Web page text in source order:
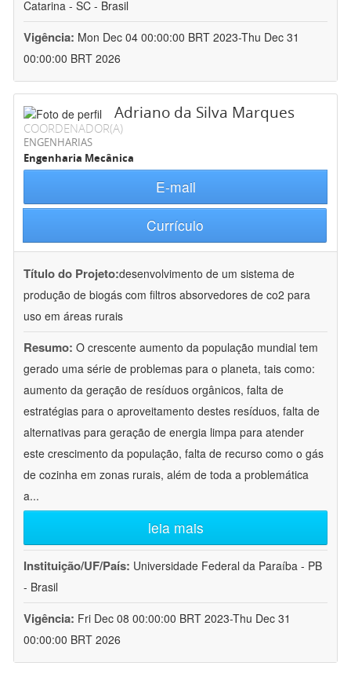
Catarina - SC - Brasil
Vigência: Mon Dec 04 00:00:00 BRT 2023-Thu Dec 31
00:00:00 BRT 2026
Adriano da Silva Marques
COORDENADOR(A)
ENGENHARIAS
Engenharia Mecânica
E-mail
Currículo
Título do Projeto:desenvolvimento de um sistema de
produção de biogás com filtros absorvedores de co2 para
uso em áreas rurais
Resumo: O crescente aumento da população mundial tem
gerado uma série de problemas para o planeta, tais como:
aumento da geração de resíduos orgânicos, falta de
estratégias para o aproveitamento destes resíduos, falta de
alternativas para geração de energia limpa para atender
este crescimento da população, falta de recurso como o gás
de cozinha em zonas rurais, além de toda a problemática
a...
leia mais
Instituição/UF/País: Universidade Federal da Paraíba - PB
- Brasil
Vigência: Fri Dec 08 00:00:00 BRT 2023-Thu Dec 31
00:00:00 BRT 2026